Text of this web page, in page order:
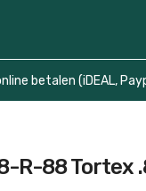
betalen (iDEAL,
R-88 Tortex